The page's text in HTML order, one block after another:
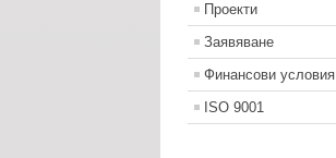
Проекти
Заявяване
Финансови условия
ISO 9001